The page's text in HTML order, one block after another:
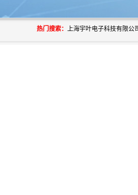
热门搜索：